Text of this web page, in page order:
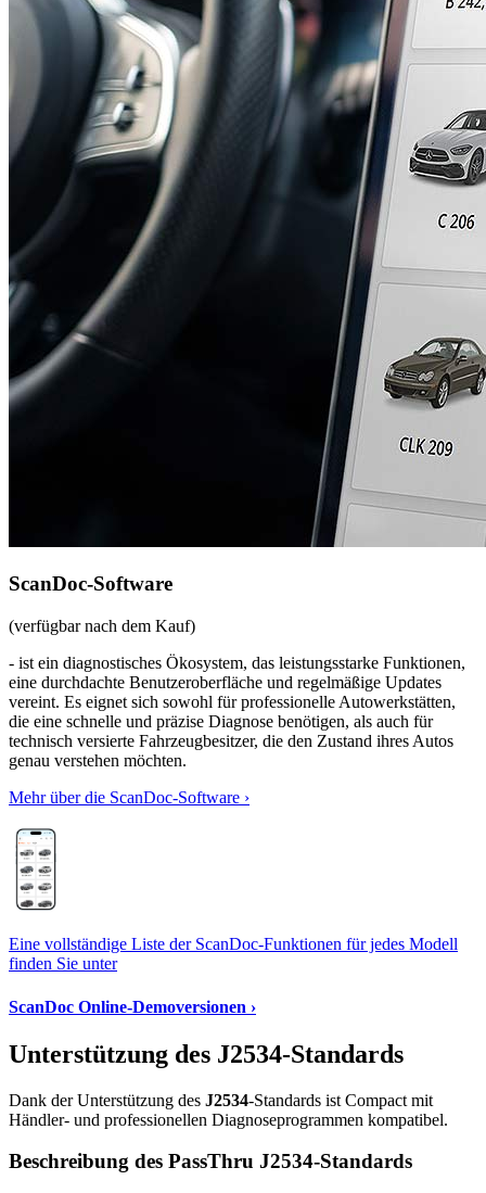
ScanDoc-Software
(verfügbar nach dem Kauf)
- ist ein diagnostisches Ökosystem, das leistungsstarke Funktionen,
eine durchdachte Benutzeroberfläche und regelmäßige Updates
vereint. Es eignet sich sowohl für professionelle Autowerkstätten,
die eine schnelle und präzise Diagnose benötigen, als auch für
technisch versierte Fahrzeugbesitzer, die den Zustand ihres Autos
genau verstehen möchten.
Mehr über die ScanDoc-Software ›
Eine vollständige Liste der ScanDoc-Funktionen für jedes Modell
finden Sie unter
ScanDoc Online-Demoversionen ›
Unterstützung des J2534-Standards
Dank der Unterstützung des J2534-Standards ist Compact mit
Händler- und professionellen Diagnoseprogrammen kompatibel.
Beschreibung des PassThru J2534-Standards